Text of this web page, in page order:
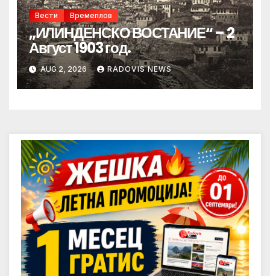
Вести Времеплов
„ИЛИНДЕНСКО ВОСТАНИЕ“ – 2
Август 1903 год.
AUG 2, 2026 RADOVIS NEWS